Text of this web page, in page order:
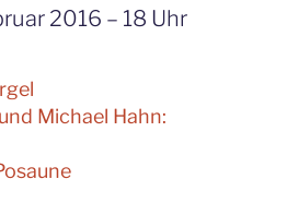
2016 – 18 Uhr
Michael Hahn: